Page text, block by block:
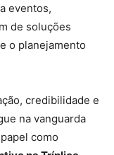
eventos,
de soluções
o planejamento
credibilidade e
na vanguarda
como